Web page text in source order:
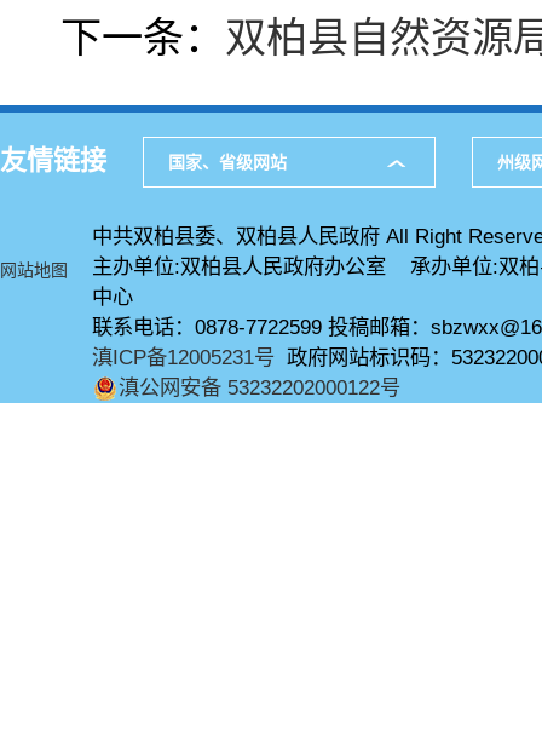
下一条： 双柏县自然资源
友情链接 国家、省级网站 州级
网站地图
中共双柏县委、双柏县人民政府 All Right
主办单位:双柏县人民政府办公室 承办单位:双
中心
联系电话：0878-7722599 投稿邮箱：
滇ICP备12005231号 政府网站标识码：
滇公网安备 53232202000122号